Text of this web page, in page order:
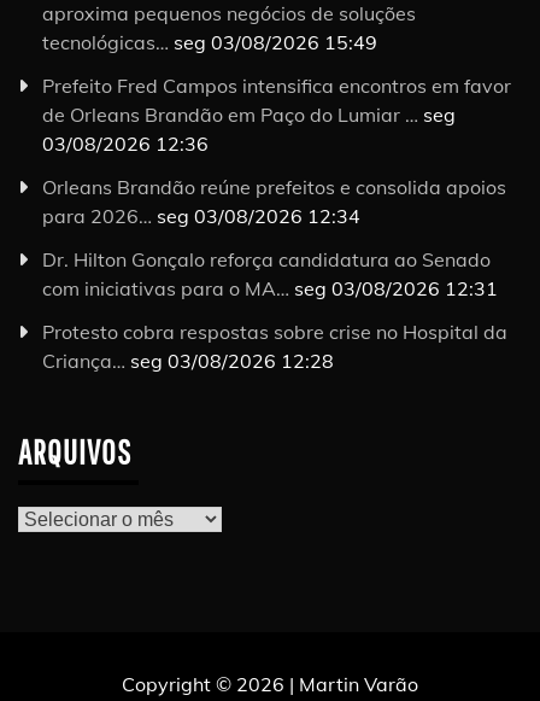
aproxima pequenos negócios de soluções
tecnológicas… seg 03/08/2026 15:49
Prefeito Fred Campos intensifica encontros em favor
de Orleans Brandão em Paço do Lumiar … seg
03/08/2026 12:36
Orleans Brandão reúne prefeitos e consolida apoios
para 2026… seg 03/08/2026 12:34
Dr. Hilton Gonçalo reforça candidatura ao Senado
com iniciativas para o MA… seg 03/08/2026 12:31
Protesto cobra respostas sobre crise no Hospital da
Criança… seg 03/08/2026 12:28
ARQUIVOS
Arquivos
Copyright © 2026 | Martin Varão